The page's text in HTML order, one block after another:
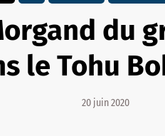
du
le Tohu
20 juin 2020